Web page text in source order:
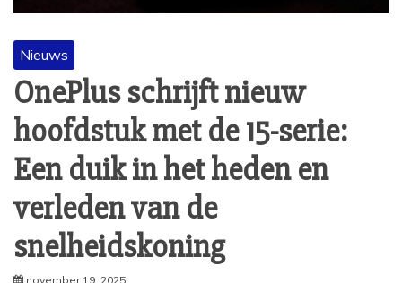
Nieuws
OnePlus schrijft nieuw
hoofdstuk met de 15-serie:
Een duik in het heden en
verleden van de
snelheidskoning
november 19, 2025